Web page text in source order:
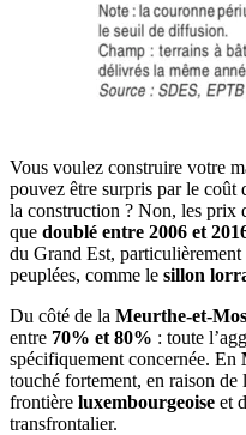
Vous voulez construire votre
pouvez être surpris par le coût
la construction ? Non, les prix
que doublé entre 2006 et
du Grand Est, particulièrement
peuplées, comme le sillon
Du côté de la Meurthe-et-
entre 70% et 80% : toute
spécifiquement concernée. En
touché fortement, en raison de
frontière luxembourgeoise et
transfrontalier.